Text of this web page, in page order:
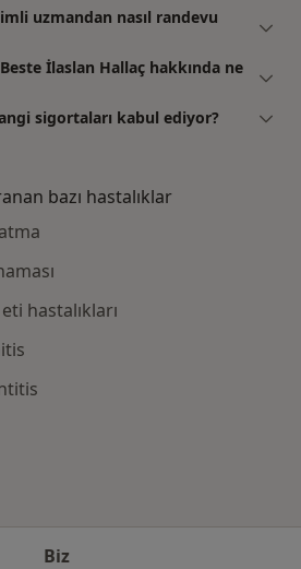
uzmandan nasıl randevu
İlaslan Hallaç hakkında ne
sigortaları kabul ediyor?
bazı hastalıklar
hastalıkları
Biz